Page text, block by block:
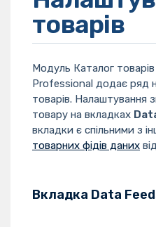
товарів
Модуль Каталог товарів
Professional додає ряд
товарів. Налаштування
товару на вкладках
вкладки є спільними з
товарних фідів даних
Вкладка Data